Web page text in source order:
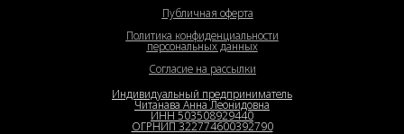
Публичная оферта
Согласие на рассылки
Политика конфиденциальности
персональных данных
Индивидуальный предприниматель
Читанава Анна Леонидовна
ИНН 503508929440
ОГРНИП 322774600392790